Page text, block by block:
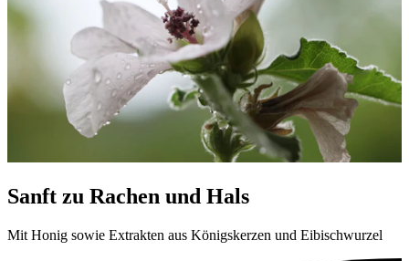
Sanft zu Rachen und Hals
Mit Honig sowie Extrakten aus Königskerzen und Eibischwurzel